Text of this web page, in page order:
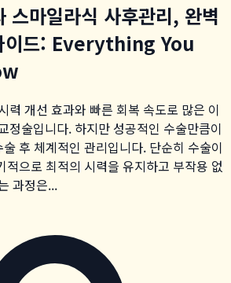
스마일라식 사후관리, 완벽
이드: Everything You
력 개선 효과와 빠른 회복 속도로 많은 이
정술입니다. 하지만 성공적인 수술만큼이
후 체계적인 관리입니다. 단순히 수술이
적으로 최적의 시력을 유지하고 부작용 없
과정은...